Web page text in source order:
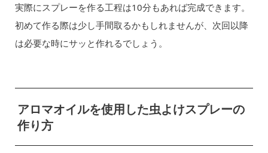
実際にスプレーを作る工程は10分もあれば完成できます。
初めて作る際は少し手間取るかもしれませんが、次回以降
は必要な時にサッと作れるでしょう。
アロマオイルを使用した虫よけスプレーの
作り方